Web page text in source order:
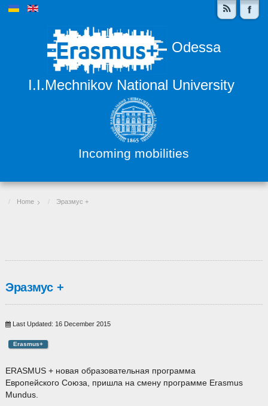
Odessa
I.I.Mechnikov National University
Incoming mobilities
Home Эразмус +
Эразмус +
Last Updated: 16 December 2015
Erasmus+
ERASMUS + новая образовательная программа
Европейского Союза, пришла на смену программе Erasmus
Mundus.